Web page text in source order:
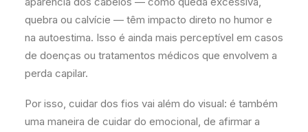
quebra ou calvície — têm impacto direto no humor e
na autoestima. Isso é ainda mais perceptível em casos
de doenças ou tratamentos médicos que envolvem a
perda capilar.
Por isso, cuidar dos fios vai além do visual: é também
uma maneira de cuidar do emocional, de afirmar a